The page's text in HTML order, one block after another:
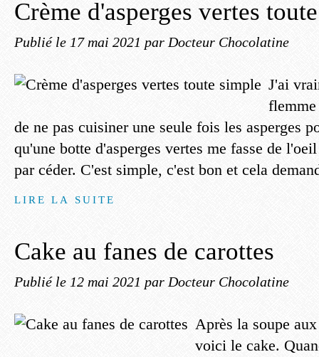
Crème d'asperges vertes
Publié le 17 mai 2021 par Docteur Chocolatine
J'ai
flemme
de ne pas cuisiner une seule fois les asperges
qu'une botte d'asperges vertes me fasse de
par céder. C'est simple, c'est bon et cela
LIRE LA SUITE
Cake au fanes de carottes
Publié le 12 mai 2021 par Docteur Chocolatine
Après la soupe
voici le cake.